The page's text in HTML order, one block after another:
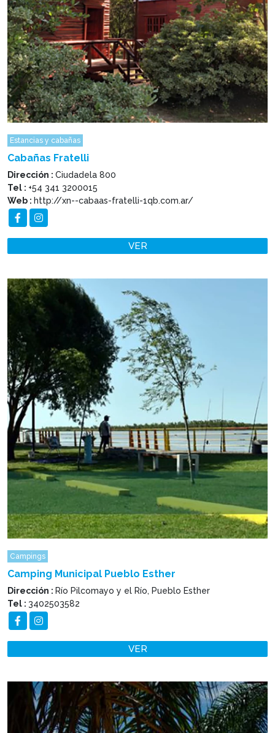
Estancias y cabañas
Cabañas Fratelli
Dirección : Ciudadela 800
Tel : +54 341 3200015
Web : http://xn--cabaas-fratelli-1qb.com.ar/
VER
Campings
Camping Municipal Pueblo Esther
Dirección : Río Pilcomayo y el Río, Pueblo Esther
Tel : 3402503582
VER